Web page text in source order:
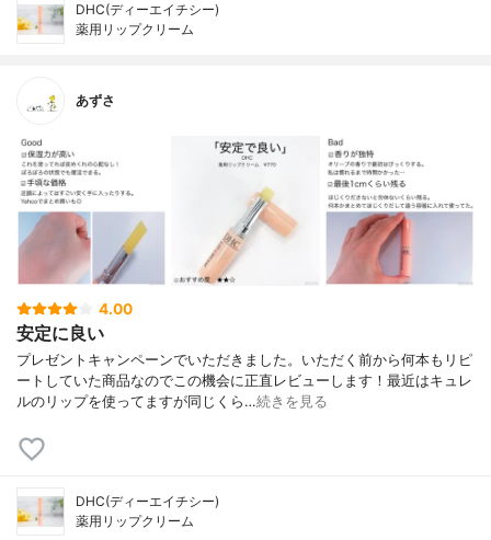
DHC(ディーエイチシー)
薬用リップクリーム
あずさ
4.00
安定に良い
プレゼントキャンペーンでいただきました。いただく前から何本もリピ
ートしていた商品なのでこの機会に正直レビューします！最近はキュレ
ルのリップを使ってますが同じくら…続きを見る
DHC(ディーエイチシー)
薬用リップクリーム